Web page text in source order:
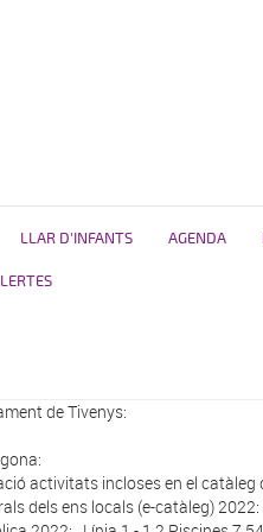
LLAR D'INFANTS AGENDA
de Tivenys:
activitats incloses en el catàleg
dels ens locals (e-catàleg)